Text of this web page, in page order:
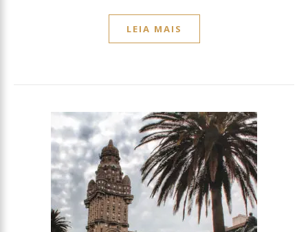
LEIA MAIS